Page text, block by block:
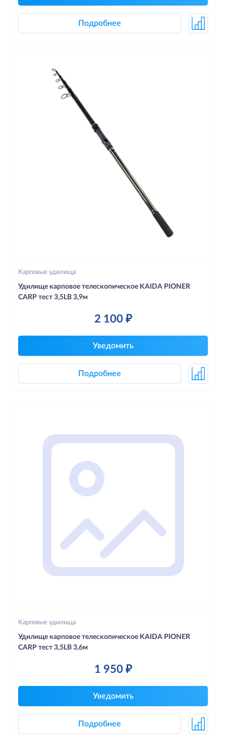
Подробнее
Карповые удилища
Удилище карповое телескопическое KAIDA PIONER
CARP тест 3,5LB 3,9м
2 100 ₽
Уведомить
Подробнее
Карповые удилища
Удилище карповое телескопическое KAIDA PIONER
CARP тест 3,5LB 3,6м
1 950 ₽
Уведомить
Подробнее